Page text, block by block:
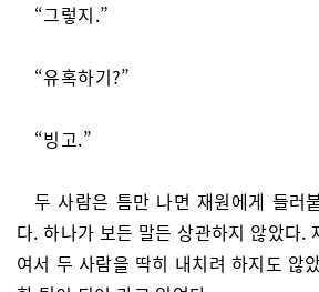
“그렇지.”
“유혹하기?”
“빙고.”
두 사람은 틈만 나면 재원에게 들러
다. 하나가 보든 말든 상관하지 않았다.
여서 두 사람을 딱히 내치려 하지도 않